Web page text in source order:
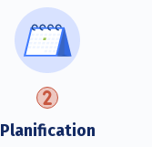
Planification